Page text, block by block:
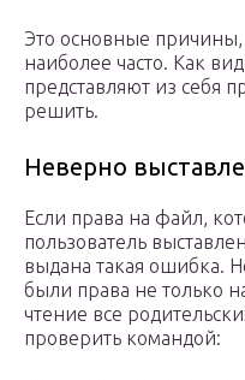
Это основные причины,
наиболее часто. Как
представляют из себя
решить.
Неверно
Если права на файл,
пользователь
выдана такая ошибка.
были права не только
чтение все
проверить командой: